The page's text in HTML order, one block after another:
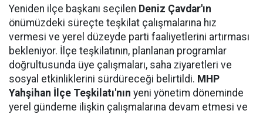
Yeniden ilçe başkanı seçilen Deniz Çavdar'ın
önümüzdeki süreçte teşkilat çalışmalarına hız
vermesi ve yerel düzeyde parti faaliyetlerini artırması
bekleniyor. İlçe teşkilatının, planlanan programlar
doğrultusunda üye çalışmaları, saha ziyaretleri ve
sosyal etkinliklerini sürdüreceği belirtildi. MHP
Yahşihan İlçe Teşkilatı'nın yeni yönetim döneminde
yerel gündeme ilişkin çalışmalarına devam etmesi ve